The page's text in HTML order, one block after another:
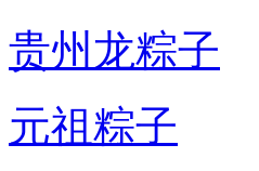
贵州龙粽子
元祖粽子